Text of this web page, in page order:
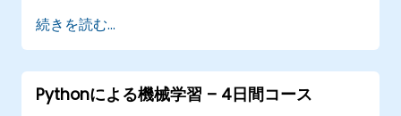
リケーションを開発する
続きを読む...
Pythonによる機械学習 – 4日間コース